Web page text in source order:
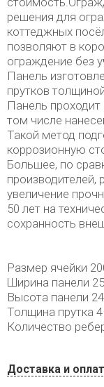
решения для
коттеджных
позволяют в
ограждение без
Панель
прутков
Панель проходит
том числе
Такой метод
коррозионную
Большее, по
производителей,
увеличение
50 лет на
сохранность
Размер ячейки
Ширина панели
Высота панели
Толщина прутка
Количество
Доставка и